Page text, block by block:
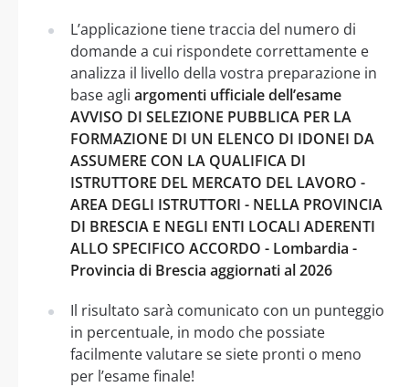
L’applicazione tiene traccia del numero di
domande a cui rispondete correttamente e
analizza il livello della vostra preparazione in
base agli argomenti ufficiale dell’esame
AVVISO DI SELEZIONE PUBBLICA PER LA
FORMAZIONE DI UN ELENCO DI IDONEI DA
ASSUMERE CON LA QUALIFICA DI
ISTRUTTORE DEL MERCATO DEL LAVORO -
AREA DEGLI ISTRUTTORI - NELLA PROVINCIA
DI BRESCIA E NEGLI ENTI LOCALI ADERENTI
ALLO SPECIFICO ACCORDO - Lombardia -
Provincia di Brescia aggiornati al 2026
Il risultato sarà comunicato con un punteggio
in percentuale, in modo che possiate
facilmente valutare se siete pronti o meno
per l’esame finale!